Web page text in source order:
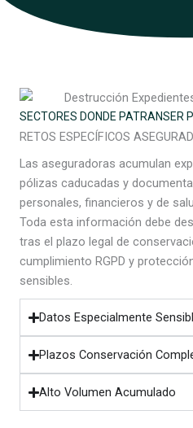
SECTORES DONDE PATRANSER
RETOS ESPECÍFICOS
Las aseguradoras acumulan
pólizas caducadas y
personales, financieros y de
Toda esta información debe
tras el plazo legal de
cumplimiento RGPD y
sensibles.
Datos Especialmente
Plazos Conservación
Alto Volumen Acumulado